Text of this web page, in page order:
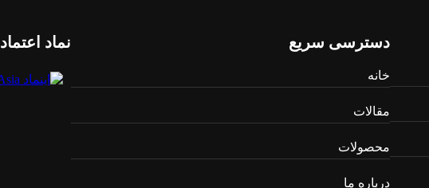
دسترسی سریع
خانه
مقالات
محصولات
درباره ما
نماد اعتماد